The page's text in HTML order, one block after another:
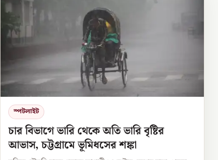
স্পটলাইট
চার বিভাগে ভারি থেকে অতি ভারি বৃষ্টির
আভাস, চট্টগ্রামে ভূমিধসের শঙ্কা